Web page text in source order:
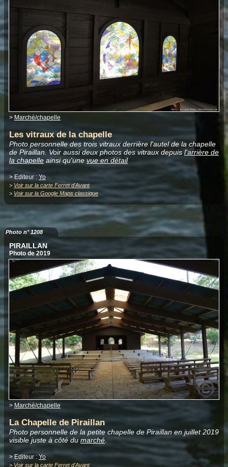
> Marché/chapelle
Les vitraux de la chapelle
Photo personnelle des trois vitraux derrière l'autel de la chapelle
de Piraillan. Voir aussi deux photos des vitraux depuis l'arrière de
la chapelle ainsi qu'une vue en détail
> Editeur : Yo
> Voir sur la carte Ferret d'Avant
> Voir sur la Google Maps classique
Photo n° 1208
PIRAILLAN
Photo de 2019
> Marché/chapelle
La Chapelle de Piraillan
Photo personnelle de la petite chapelle de Piraillan en juillet 2019
visible juste à côté dumarché
> Editeur :Yo
> Voir sur la carte Ferret d'Avant